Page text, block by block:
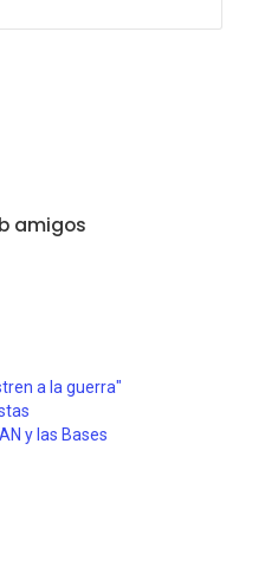
amigos
a la guerra"
y las Bases